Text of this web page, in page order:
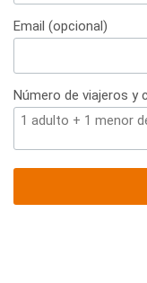
+34
Email (opcional)
Número de viajeros y